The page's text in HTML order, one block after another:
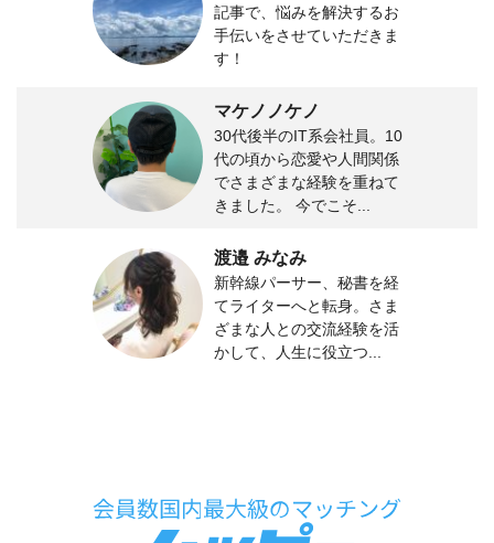
記事で、悩みを解決するお
手伝いをさせていただきま
す！
マケノノケノ
30代後半のIT系会社員。10
代の頃から恋愛や人間関係
でさまざまな経験を重ねて
きました。 今でこそ...
渡邉 みなみ
新幹線パーサー、秘書を経
てライターへと転身。さま
ざまな人との交流経験を活
かして、人生に役立つ...